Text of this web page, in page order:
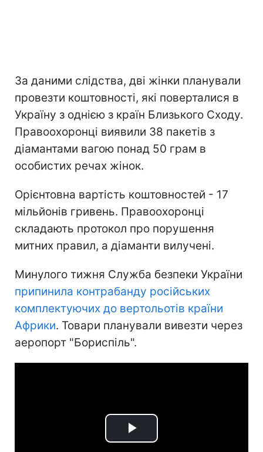
За даними слідства, дві жінки планували
провезти коштовності, які поверталися в
Україну з однією з країн Близького Сходу.
Правоохоронці виявили 38 пакетів з
діамантами вагою понад 50 грам в
особистих речах жінок.
Орієнтовна вартість коштовностей - 17
мільйонів гривень. Правоохоронці
складають протокол про порушення
митних правил, а діаманти вилучені.
Минулого тижня Служба безпеки України
припинила контрабанду російських
комплектуючих до вертольотів країни
Африки. Товари планували вивезти через
аеропорт "Бориспіль".
Play